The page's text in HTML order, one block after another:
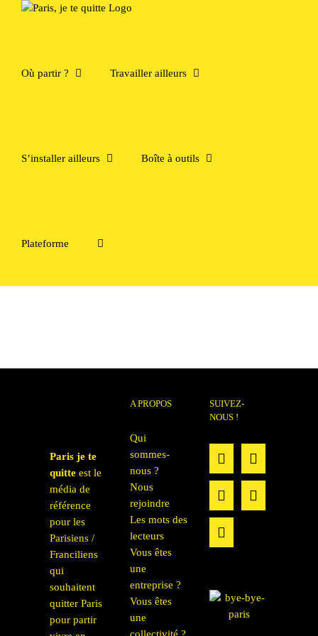
Passer
Où partir ? Travailler ailleurs
S’installer ailleurs Boîte à outils
Plateforme
Paris je te
quitte est le
média de
référence
pour les
Parisiens /
Franciliens
qui
souhaitent
quitter Paris
pour partir
A PROPOS
Qui
sommes-
nous ?
Nous
rejoindre
Les mots des
lecteurs
Vous êtes
une
entreprise ?
Vous êtes
une
SUIVEZ-
NOUS !